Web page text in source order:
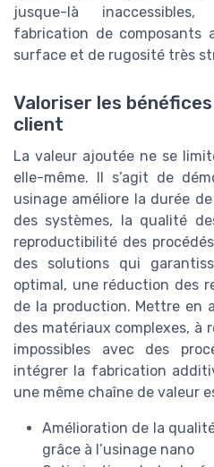
jusque-là
fabrication de composants
surface et de rugosité très
Valoriser les
client
La valeur ajoutée ne se
elle-même. Il s’agit de
usinage améliore la durée
des systèmes, la qualité
reproductibilité des
des solutions qui
optimal, une réduction des
de la production. Mettre en
des matériaux complexes, à
impossibles avec des
intégrer la fabrication
une même chaîne de valeur
Amélioration de la
grâce à l’usinage nano